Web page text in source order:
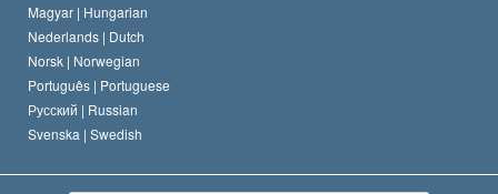
Magyar | Hungarian
Nederlands | Dutch
Norsk | Norwegian
Português | Portuguese
Русский | Russian
Svenska | Swedish